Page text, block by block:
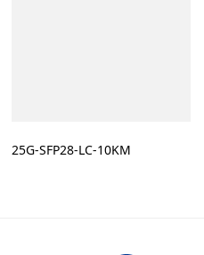
25G-SFP28-LC-10KM